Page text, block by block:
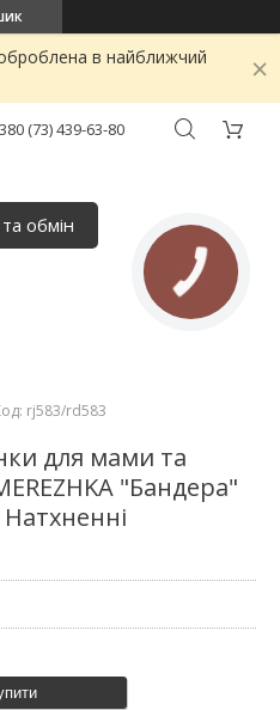
в найближчий
(73) 439-63-80
обмін
rj583/rd583
для мами та
"Бандера"
Натхненні
КНОПКА
ЗВ'ЯЗКУ